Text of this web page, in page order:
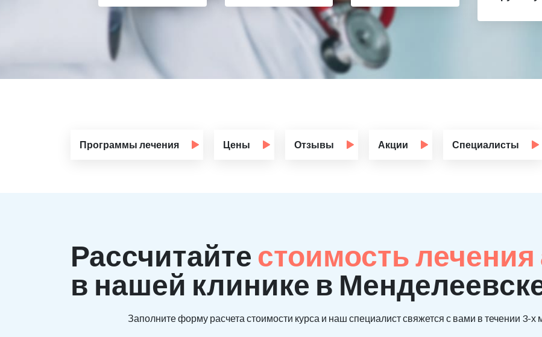
Программы лечения Цены Отзывы Акции Специалисты
Рассчитайте стоимость
в нашей клинике в
Заполните форму расчета стоимости курса и наш специалист свяжется с вами в течении 3-х